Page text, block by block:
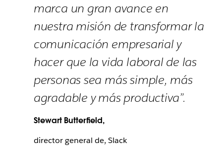
marca un gran avance en
nuestra misión de transformar la
comunicación empresarial y
hacer que la vida laboral de las
personas sea más simple, más
agradable y más productiva”.
Stewart Butterfield,
director general de, Slack